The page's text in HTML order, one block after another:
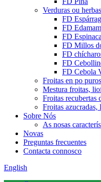
Verduras ou
FD
FD
FD Espinaca
FD Millos
FD
FD
FD Cebola
Froitas en po
Mestura froitas,
Froitas recubertas
Froitas
Sobre Nós
As nosas
Novas
Preguntas frecuentes
Contacta connosco
English